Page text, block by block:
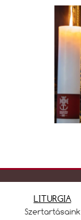
LITURGIA
Szertartásaink